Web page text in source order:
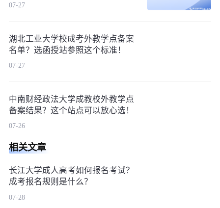
07-27
湖北工业大学校成考外教学点备案
名单？选函授站参照这个标准！
07-27
中南财经政法大学成教校外教学点
备案结果？这个站点可以放心选！
07-26
相关文章
长江大学成人高考如何报名考试？
成考报名规则是什么？
07-28